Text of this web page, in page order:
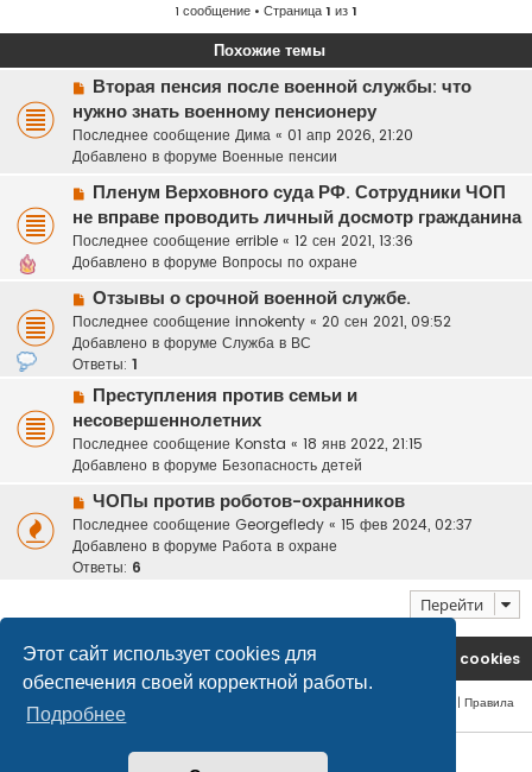
Этот сайт использует cookies для
обеспечения своей корректной работы.
Подробнее
1 сообщение • Страница1 из1
Похожие темы
Н
о
в
о
о
о
б
е
н
и
е
Вторая пенсия после военной службы: что
нужно знать военному пенсионеру
Последнее сообщение Дима « 01 апр 2026, 21:20
Добавлено в форуме Военные пенсии
Н
о
о
с
о
о
б
е
н
и
е
Пленум Верховного суда РФ. Сотрудники ЧОП
не вправе проводить личный досмотр гражданина
Последнее сообщение errible « 12 сен 2021, 13:36
Добавлено в форуме Вопросы по охране
Н
о
в
о
о
о
б
н
и
е
Отзывы о срочной военной службе.
Последнее сообщение innokenty « 20 сен 2021, 09:52
Добавлено в форуме Служба в ВС
Ответы: 1
Н
о
о
с
о
о
б
и
Преступления против семьи и
несовершеннолетних
Последнее сообщение Konsta « 18 янв 2022, 21:15
Добавлено в форуме Безопасность детей
Н
о
в
о
о
щ
е
ЧОПы против роботов-охранников
Последнее сообщение Georgefledy « 15 фев 2024, 02:37
Добавлено в форуме Работа в охране
Ответы: 6
Перейти
На главную Удалить cookies
| Правила
© safetlaw.ru - охрана и безопасность, 2013-2026